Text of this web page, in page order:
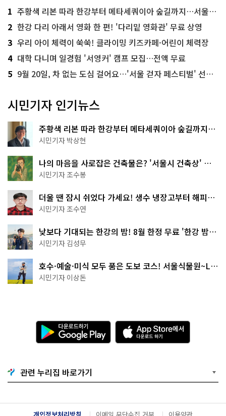
1 주황색 리본 따라 한강부터 메타세쿼이아 숲길까지…서울둘레길 15코스
2 한강 다리 아래서 영화 한 편! '다리밑 영화관' 무료 상영
3 우리 아이 체력이 쑥쑥! 클라이밍 키즈카페·어린이 체력장
4 대학 다니며 일경험 '서영커' 캠프 모집…전액 무료
5 9월 20일, 차 없는 도심 걸어요…'서울 걷자 페스티벌' 선착순 5천명
시민기자 인기뉴스
주황색 리본 따라 한강부터 메타세쿼이아 숲길까지…
서울둘레길 15코스
시민기자 박상현
나의 마음을 사로잡은 건축물은? '서울시 건축상' 수
상작 공개!
시민기자 조수봉
더울 땐 잠시 쉬었다 가세요! 생수 냉장고부터 해피소
·무더위쉼터까지
시민기자 조수연
낮보다 기대되는 한강의 밤! 8월 한정 무료 '한강 밤
핑' 예약은?
시민기자 김성무
호수·예술·미식 모두 품은 도보 코스! 서울식물원~LG
아트센터~마곡테라스거리
시민기자 이상돈
다
운
로
기
G
o
g
l
A
p
p
e
서
다
관련 누리집 바로가기